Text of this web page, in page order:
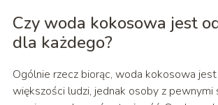
Czy woda kokosowa jest
dla każdego?
Ogólnie rzecz biorąc, woda kokosowa
większości ludzi, jednak osoby z pewnymi